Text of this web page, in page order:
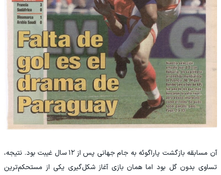
آن مسابقه بازگشت پاراگوئه به جام جهانی پس از ۱۲ سال غیبت بود. نتیجه،
تساوی بدون گل بود اما همان بازی آغاز شکل‌گیری یکی از مستحکم‌ترین